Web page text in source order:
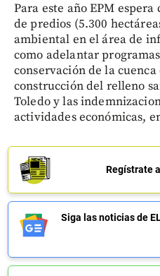
Para este año EPM
de predios (5.300
ambiental en el área de
como adelantar
conservación de la
construcción del relleno
Toledo y las
actividades económicas,
Regístrate
Siga las noticias de